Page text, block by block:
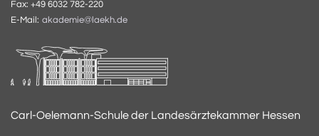
Fax: +49 6032 782-220
E-Mail: akademie@laekh.de
Carl-Oelemann-Schule der Landesärztekammer Hessen